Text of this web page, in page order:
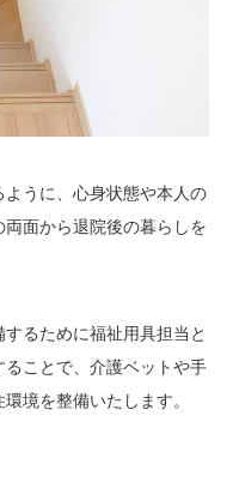
うに、心身状態や本人の
面から退院後の暮らしを
るために福祉用具担当と
ことで、介護ベットや手
境を整備いたします。